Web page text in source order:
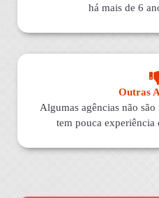
há mais de 6
Outras
Algumas agências não
tem pouca